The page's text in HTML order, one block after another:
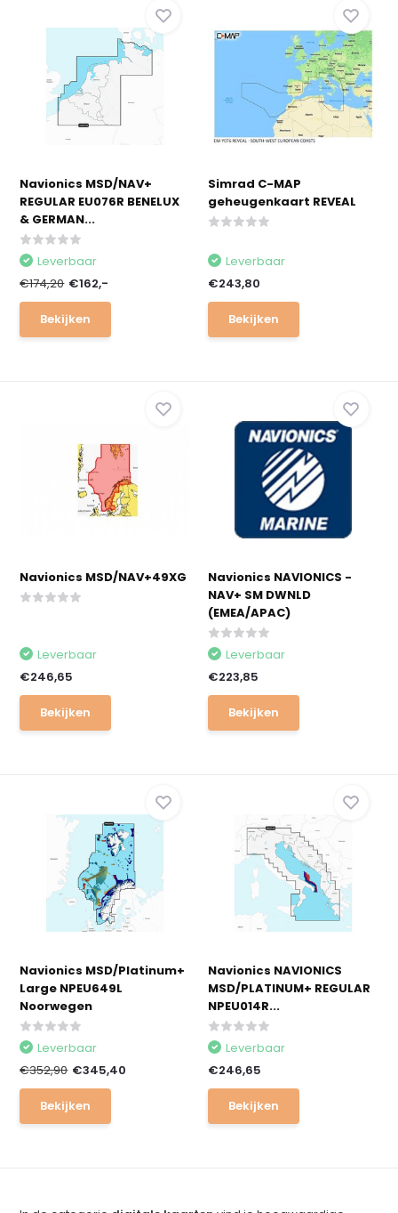
Navionics MSD/NAV+
REGULAR EU076R BENELUX
& GERMAN...
Leverbaar
€174,20 €162,-
Bekijken
Simrad C-MAP
geheugenkaart REVEAL
Leverbaar
€243,80
Bekijken
Navionics MSD/NAV+49XG
Leverbaar
€246,65
Bekijken
Navionics NAVIONICS -
NAV+ SM DWNLD
(EMEA/APAC)
Leverbaar
€223,85
Bekijken
Navionics MSD/Platinum+
Large NPEU649L
Noorwegen
Leverbaar
€352,90 €345,40
Bekijken
Navionics NAVIONICS
MSD/PLATINUM+ REGULAR
NPEU014R...
Leverbaar
€246,65
Bekijken